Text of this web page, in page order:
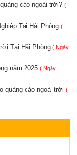
cáo ngoài trời? (
Tại Hải Phòng (
Tại Hải Phòng ( Ngày
năm 2025 ( Ngày
quảng cáo ngoài trời (